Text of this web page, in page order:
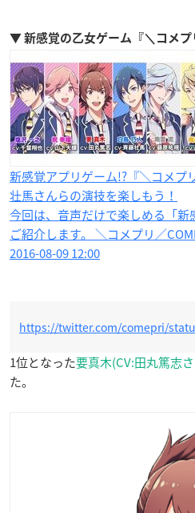
▼ 新感覚の乙女ゲーム『＼コメプ
新感覚アプリゲーム!?『＼コメプ
壮馬さんらの演技を楽しもう！
今回は、音声だけで楽しめる「
ご紹介します。 ＼コメプリ／
2016-08-09 12:00
https://twitter.com/comepri/
1位となった要真木(CV:田丸篤志
た。